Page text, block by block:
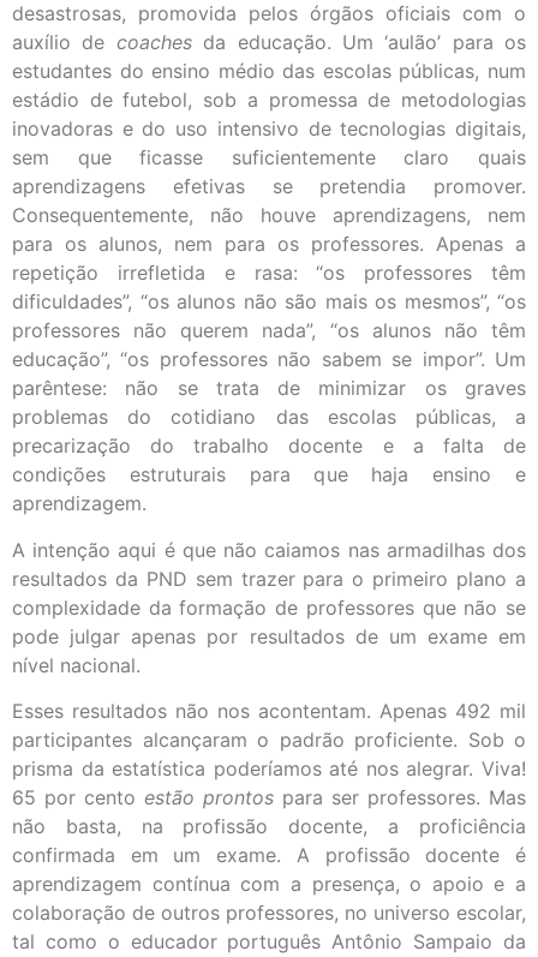
desastrosas, promovida pelos órgãos oficiais com o
auxílio de coachesda educação. Um ‘aulão’ para os
estudantes do ensino médio das escolas públicas, num
estádio de futebol, sob a promessa de metodologias
inovadoras e do uso intensivo de tecnologias digitais,
sem que ficasse suficientemente claro quais
aprendizagens efetivas se pretendia promover.
Consequentemente, não houve aprendizagens, nem
para os alunos, nem para os professores. Apenas a
repetição irrefletida e rasa: “os professores têm
dificuldades”, “os alunos não são mais os mesmos”, “os
professores não querem nada”, “os alunos não têm
educação”, “os professores não sabem se impor”. Um
parêntese: não se trata de minimizar os graves
problemas do cotidiano das escolas públicas, a
precarização do trabalho docente e a falta de
condições estruturais para que haja ensino e
aprendizagem.
A intenção aqui é que não caiamos nas armadilhas dos
resultados da PND sem trazer para o primeiro plano a
complexidade da formação de professores que não se
pode julgar apenas por resultados de um exame em
nível nacional.
Esses resultados não nos acontentam. Apenas 492 mil
participantes alcançaram o padrão proficiente. Sob o
prisma da estatística poderíamos até nos alegrar. Viva!
65 por cento estão prontos para ser professores. Mas
não basta, na profissão docente, a proficiência
confirmada em um exame. A profissão docente é
aprendizagem contínua com a presença, o apoio e a
colaboração de outros professores, no universo escolar,
tal como o educador português Antônio Sampaio da